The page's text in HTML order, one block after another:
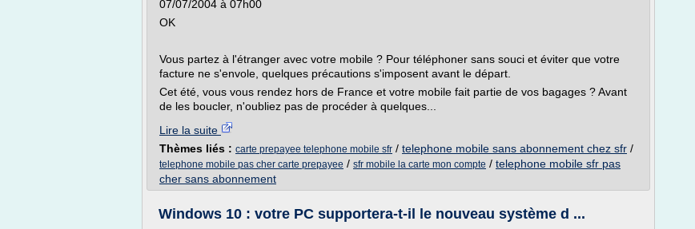
07/07/2004 à 07h00
OK
Vous partez à l'étranger avec votre mobile ? Pour téléphoner sans souci et éviter que votre
facture ne s'envole, quelques précautions s'imposent avant le départ.
Cet été, vous vous rendez hors de France et votre mobile fait partie de vos bagages ? Avant
de les boucler, n'oubliez pas de procéder à quelques...
Lire la suite
Thèmes liés : carte prepayee telephone mobile sfr / telephone mobile sans abonnement chez sfr /
telephone mobile pas cher carte prepayee / sfr mobile la carte mon compte / telephone mobile sfr pas
cher sans abonnement
Windows 10 : votre PC supportera-t-il le nouveau système d ...